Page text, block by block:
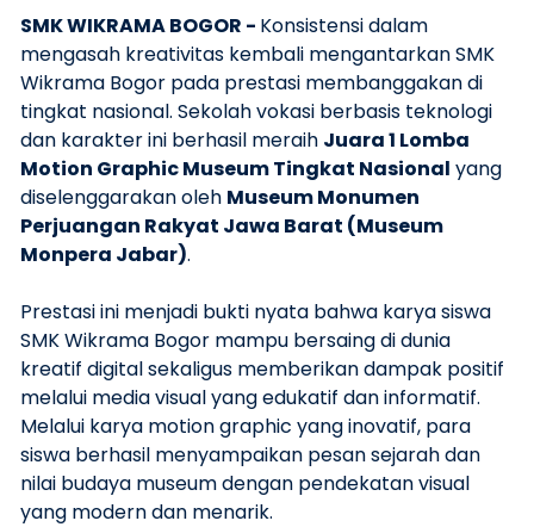
SMK WIKRAMA BOGOR - Konsistensi dalam
mengasah kreativitas kembali mengantarkan SMK
Wikrama Bogor pada prestasi membanggakan di
tingkat nasional. Sekolah vokasi berbasis teknologi
dan karakter ini berhasil meraih Juara 1 Lomba
Motion Graphic Museum Tingkat Nasional yang
diselenggarakan oleh Museum Monumen
Perjuangan Rakyat Jawa Barat (Museum
Monpera Jabar).
Prestasi ini menjadi bukti nyata bahwa karya siswa
SMK Wikrama Bogor mampu bersaing di dunia
kreatif digital sekaligus memberikan dampak positif
melalui media visual yang edukatif dan informatif.
Melalui karya motion graphic yang inovatif, para
siswa berhasil menyampaikan pesan sejarah dan
nilai budaya museum dengan pendekatan visual
yang modern dan menarik.